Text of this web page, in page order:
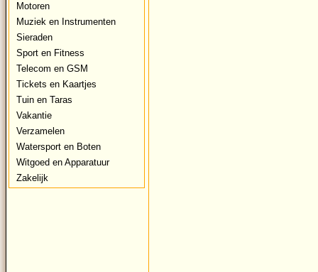
Motoren
Muziek en Instrumenten
Sieraden
Sport en Fitness
Telecom en GSM
Tickets en Kaartjes
Tuin en Taras
Vakantie
Verzamelen
Watersport en Boten
Witgoed en Apparatuur
Zakelijk